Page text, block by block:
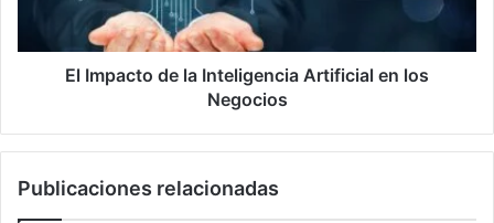
Negocios
El Impacto de la Inteligencia Artificial en los
Negocios
Publicaciones relacionadas